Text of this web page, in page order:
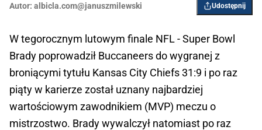
Autor: albicla.com@januszmilewski Udostępnij
W tegorocznym lutowym finale NFL - Super Bowl
Brady poprowadził Buccaneers do wygranej z
broniącymi tytułu Kansas City Chiefs 31:9 i po raz
piąty w karierze został uznany najbardziej
wartościowym zawodnikiem (MVP) meczu o
mistrzostwo. Brady wywalczył natomiast po raz